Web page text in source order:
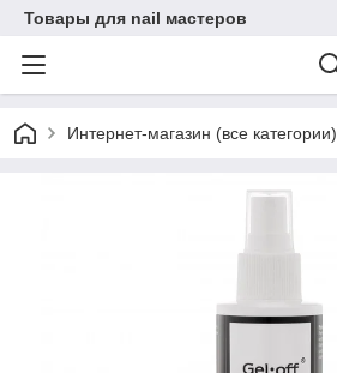
Товары для nail мастеров
Интернет-магазин (все категории)